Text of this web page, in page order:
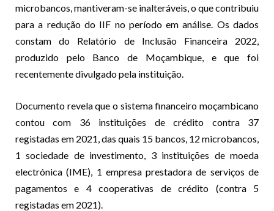
microbancos, mantiveram-se inalteráveis, o que contribuiu
para a redução do IIF no período em análise. Os dados
constam do Relatório de Inclusão Financeira 2022,
produzido pelo Banco de Moçambique, e que foi
recentemente divulgado pela instituição.
Documento revela que o sistema financeiro moçambicano
contou com 36 instituições de crédito contra 37
registadas em 2021, das quais 15 bancos, 12 microbancos,
1 sociedade de investimento, 3 instituições de moeda
electrónica (IME), 1 empresa prestadora de serviços de
pagamentos e 4 cooperativas de crédito (contra 5
registadas em 2021).